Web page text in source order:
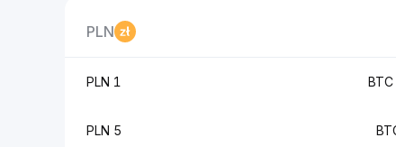
PLN
1 PLN
5 PLN